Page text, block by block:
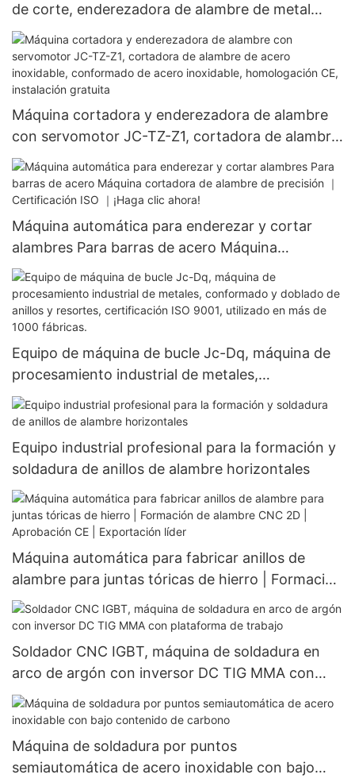
de corte, enderezadora de alambre de metal
personalizada, conformado multiforma,
maquinaria industrial, garantía de por vida
Máquina cortadora y enderezadora de alambre
con servomotor JC-TZ-Z1, cortadora de alambre
de acero inoxidable, conformado de acero
inoxidable, homologación CE, instalación gratuita
Máquina automática para enderezar y cortar
alambres Para barras de acero Máquina
cortadora de alambre de precisión ｜
Certificación ISO ｜¡Haga clic ahora!
Equipo de máquina de bucle Jc-Dq, máquina de
procesamiento industrial de metales,
conformado y doblado de anillos y resortes,
certificación ISO 9001, utilizado en más de 1000
fábricas.
Equipo industrial profesional para la formación y
soldadura de anillos de alambre horizontales
Máquina automática para fabricar anillos de
alambre para juntas tóricas de hierro | Formación
de alambre CNC 2D | Aprobación CE |
Exportación líder
Soldador CNC IGBT, máquina de soldadura en
arco de argón con inversor DC TIG MMA con
plataforma de trabajo
Máquina de soldadura por puntos
semiautomática de acero inoxidable con bajo